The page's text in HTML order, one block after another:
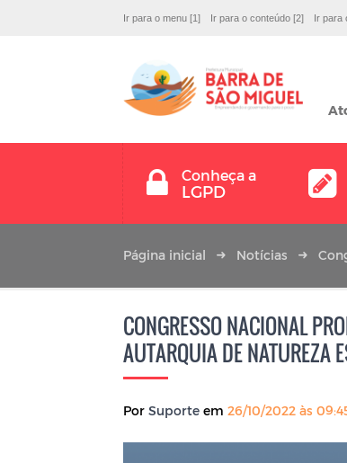
Ir para o menu [1] Ir para o conteúdo [2] Ir para
Conheça a
LGPD
Página inicial Notícias
CONGRESSO NACIONAL
AUTARQUIA DE NATUREZA
Por Suporte em 26/10/2022 às